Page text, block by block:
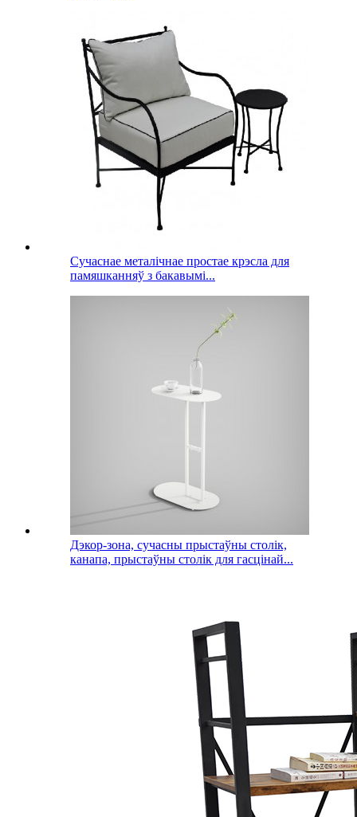
Сучаснае металічнае простае крэсла для
памяшканняў з бакавымі...
Дэкор-зона, сучасны прыстаўны столік,
канапа, прыстаўны столік для гасцінай...